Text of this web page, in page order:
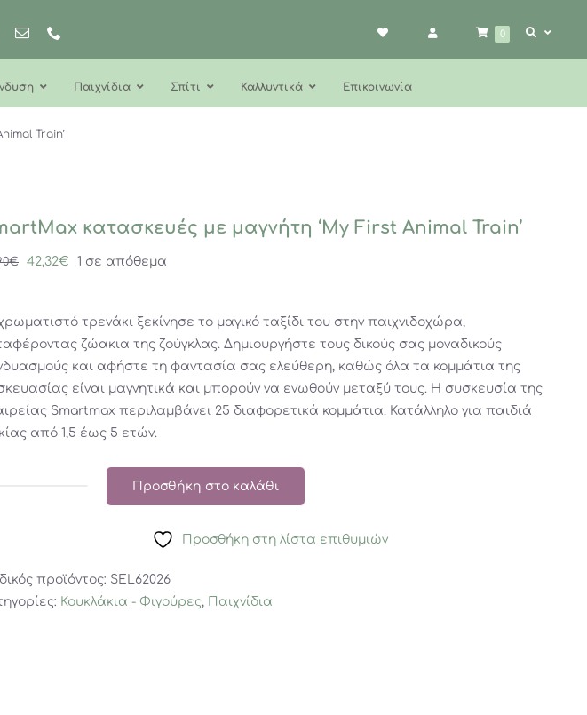
0
Παιχνίδια Σπίτι Καλλυντικά Επικοινωνία
Train’
κατασκευές με μαγνήτη ‘My First Animal Train’
€
Original
52,90€.
42,32€ Η
είναι:
42,32€.
1 σε απόθεμα
τρενάκι ξεκίνησε το μαγικό ταξίδι του στην παιχνιδοχώρα,
ζώακια της ζούγκλας. Δημιουργήστε τους δικούς σας μοναδικούς
και αφήστε τη φαντασία σας ελεύθερη, καθώς όλα τα κομμάτια της
είναι μαγνητικά και μπορούν να ενωθούν μεταξύ τους. Η συσκευσία της
Smartmax περιλαμβάνει 25 διαφορετικά κομμάτια. Κατάλληλο για παιδιά
από 1,5 έως 5 ετών.
'My
First
Προσθήκη στο καλάθι
Προσθήκη στη λίστα επιθυμιών
προϊόντος: SEL62026
Κουκλάκια - Φιγούρες, Παιχνίδια